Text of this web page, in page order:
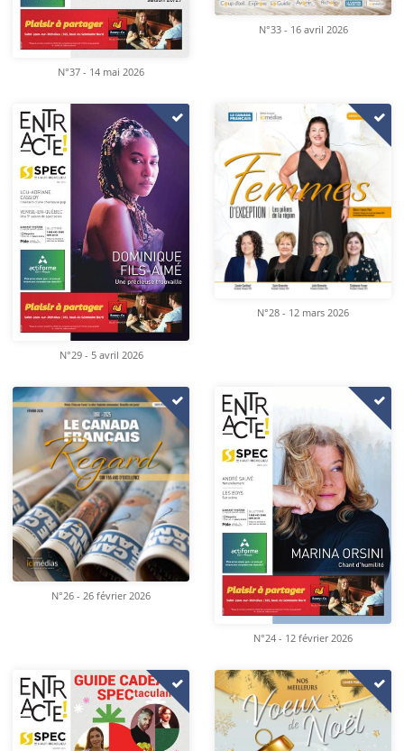
N°37 - 14 mai 2026
N°33 - 16 avril 2026
N°29 - 5 avril 2026
N°28 - 12 mars 2026
N°26 - 26 février 2026
N°24 - 12 février 2026